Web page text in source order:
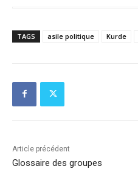
TAGS asile politique Kurde
Article précédent
Glossaire des groupes